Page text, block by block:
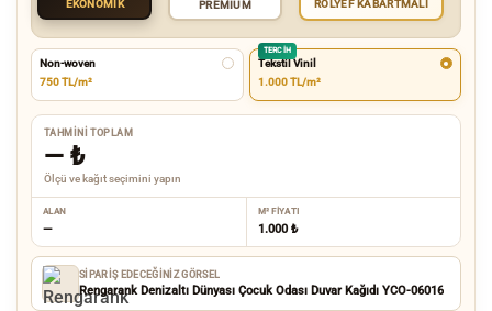
EKONOMİK PREMIUM RÖLYEF KABARTMALI
Non-woven
750 TL/m²
TERCIH
Tekstil Vinil
1.000 TL/m²
TAHMINI TOPLAM
— ₺
Ölçü ve kağıt seçimini yapın
ALAN
—
M² FIYATI
1.000 ₺
SIPARIŞ EDECEĞINIZ GÖRSEL
Rengarank Denizaltı Dünyası Çocuk Odası Duvar Kağıdı YCO-06016